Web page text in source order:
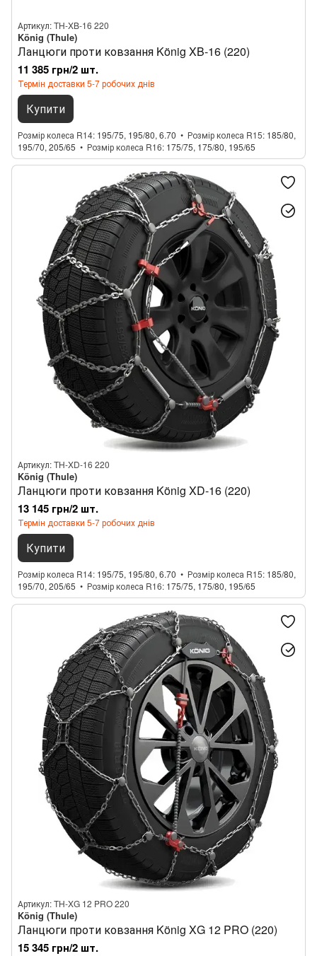
Артикул: TH-XB-16 220
König (Thule)
Ланцюги проти ковзання König XB-16 (220)
11 385 грн/2 шт.
Термін доставки 5-7 робочих днів
Купити
Розмір колеса R14 195/75, 195/80, 6.70 Розмір колеса R15 185/80,
195/70, 205/65
Розмір колеса R16 175/75, 175/80, 195/65
Артикул: TH-XD-16 220
König (Thule)
Ланцюги проти ковзання König XD-16 (220)
13 145 грн/2 шт.
Термін доставки 5-7 робочих днів
Купити
Розмір колеса R14 195/75, 195/80, 6.70 Розмір колеса R15 185/80,
195/70, 205/65
Розмір колеса R16 175/75, 175/80, 195/65
Артикул: TH-XG 12 PRO 220
König (Thule)
Ланцюги проти ковзання König XG 12 PRO (220)
15 345 грн/2 шт.